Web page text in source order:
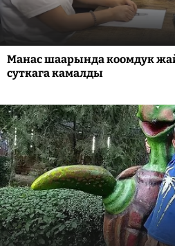
Манас шаарында коомдук
суткага камалды